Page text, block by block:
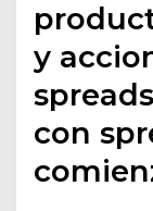
y
con